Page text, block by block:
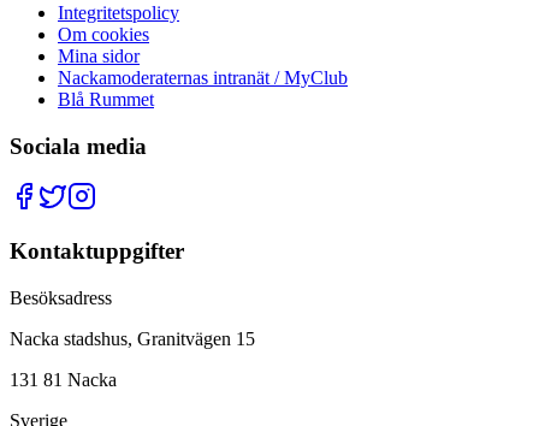
Integritetspolicy
Om cookies
Mina sidor
Nackamoderaternas intranät / MyClub
Blå Rummet
Sociala media
Kontaktuppgifter
Besöksadress
Nacka stadshus, Granitvägen 15
131 81 Nacka
Sverige